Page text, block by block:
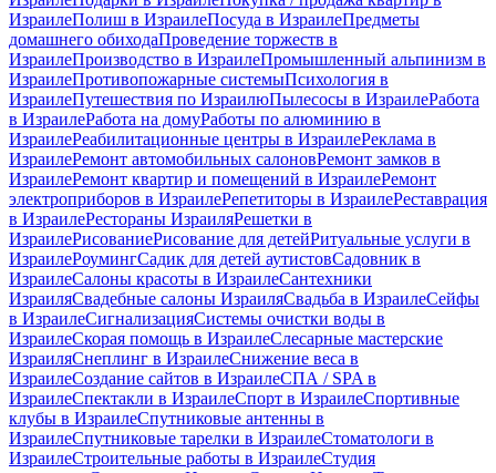
ИзраилеПолиш в ИзраилеПосуда в ИзраилеПредметы
домашнего обиходаПроведение торжеств в
ИзраилеПроизводство в ИзраилеПромышленный альпинизм в
ИзраилеПротивопожарные системыПсихология в
ИзраилеПутешествия по ИзраилюПылесосы в ИзраилеРабота
в ИзраилеРабота на домуРаботы по алюминию в
ИзраилеРеабилитационные центры в ИзраилеРеклама в
ИзраилеРемонт автомобильных салоновРемонт замков в
ИзраилеРемонт квартир и помещений в ИзраилеРемонт
электроприборов в ИзраилеРепетиторы в ИзраилеРеставрация
в ИзраилеРестораны ИзраиляРешетки в
ИзраилеРисованиеРисование для детейРитуальные услуги в
ИзраилеРоумингСадик для детей аутистовСадовник в
ИзраилеСалоны красоты в ИзраилеСантехники
ИзраиляСвадебные салоны ИзраиляСвадьба в ИзраилеСейфы
в ИзраилеСигнализацияСистемы очистки воды в
ИзраилеСкорая помощь в ИзраилеСлесарные мастерские
ИзраиляСнеплинг в ИзраилеСнижение веса в
ИзраилеСоздание сайтов в ИзраилеСПА / SPA в
ИзраилеСпектакли в ИзраилеСпорт в ИзраилеСпортивные
клубы в ИзраилеСпутниковые антенны в
ИзраилеСпутниковые тарелки в ИзраилеСтоматологи в
ИзраилеСтроительные работы в ИзраилеСтудия